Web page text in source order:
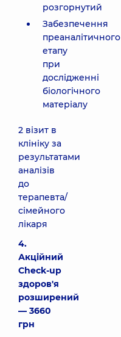
розгорнутий
Забезпечення
преаналітичного
етапу
при
дослідженні
біологічного
матеріалу
2 візит в
клініку за
результатами
аналізів
до
терапевта/
сімейного
лікаря
4.
Акційний
Check-up
здоров'я
розширений
— 3660
грн